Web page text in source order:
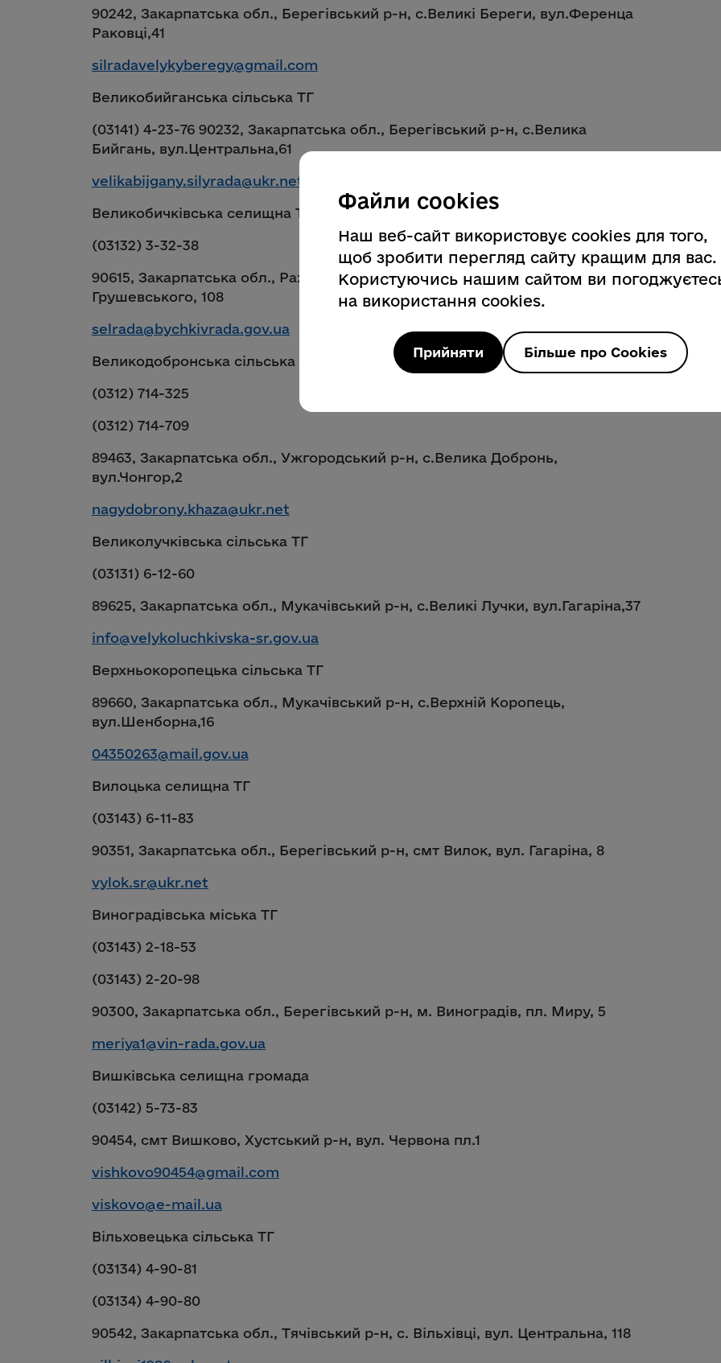
90242, Закарпатська обл., Берегівський р-н, с.Великі Береги, вул.Ференца
Раковці,41
silradavelykyberegy@gmail.com
Великобийганська сільська ТГ
(03141) 4-23-76 90232, Закарпатська обл., Берегівський р-н, с.Велика
Бийгань, вул.Центральна,61
velikabijgany.silyrada@ukr.net
Великобичківська селищна ТГ
(03132) 3-32-38
90615, Закарпатська обл., Рахівський р-н, смт Великий Бичків, вул.
Грушевського, 108
selrada@bychkivrada.gov.ua
Великодобронська сільська ТГ
(0312) 714-325
(0312) 714-709
89463, Закарпатська обл., Ужгородський р-н, с.Велика Добронь,
вул.Чонгор,2
nagydobrony.khaza@ukr.net
Великолучківська сільська ТГ
(03131) 6-12-60
89625, Закарпатська обл., Мукачівський р-н, с.Великі Лучки, вул.Гагаріна,37
info@velykoluchkivska-sr.gov.ua
Верхньокоропецька сільська ТГ
89660, Закарпатська обл., Мукачівський р-н, с.Верхній Коропець,
вул.Шенборна,16
04350263@mail.gov.ua
Вилоцька селищна ТГ
(03143) 6-11-83
90351, Закарпатська обл., Берегівський р-н, смт Вилок, вул. Гагаріна, 8
vylok.sr@ukr.net
Виноградівська міська ТГ
(03143) 2-18-53
(03143) 2-20-98
90300, Закарпатська обл., Берегівський р-н, м. Виноградів, пл. Миру, 5
meriya1@vin-rada.gov.ua
Вишківська селищна громада
(03142) 5-73-83
90454, смт Вишково, Хустський р-н, вул. Червона пл.1
vishkovo90454@gmail.com
viskovo@e-mail.ua
Вільховецька сільська ТГ
(03134) 4-90-81
(03134) 4-90-80
90542, Закарпатська обл., Тячівський р-н, с. Вільхівці, вул. Центральна, 118
Файли cookies
Наш веб-сайт використовує cookies для того,
щоб зробити перегляд сайту кращим для вас.
Користуючись нашим сайтом ви
на використання cookies.
Прийняти Більше про Cookies